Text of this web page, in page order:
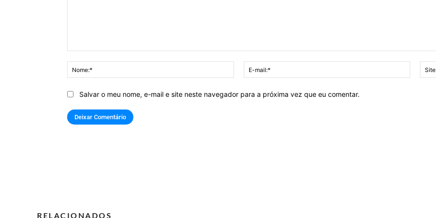
Nome:*
mail:*
Salvar o meu nome, e-mail e site neste navegador para a próxima vez que eu comentar.
RELACIONADOS